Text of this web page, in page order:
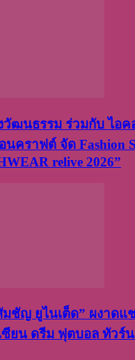
วัฒนธรรม ร่วมกับ ไอ
นคราฟต์ จัด Fashion
relive 2026”
มชัญ ยูไนเต็ด” ผงาด
ซียน ดรีม ฟุตบอล ทัวร์